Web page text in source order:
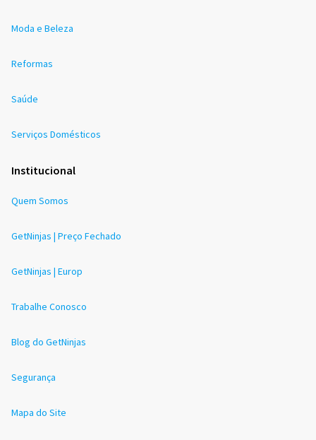
Moda e Beleza
Reformas
Saúde
Serviços Domésticos
Institucional
Quem Somos
GetNinjas | Preço Fechado
GetNinjas | Europ
Trabalhe Conosco
Blog do GetNinjas
Segurança
Mapa do Site